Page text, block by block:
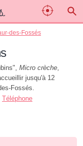
des-Fossés
Micro crèche,
jusqu'à 12
Fossés.
Téléphone